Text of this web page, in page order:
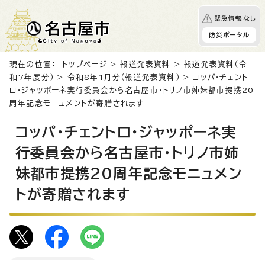
緊急情報なし
防災ポータル
現在の位置： トップページ >報道発表資料 >報道発表資料（令
和7年度分）
> 令和8年1月分（報道発表資料）
> コッパ・チェント
ロ・ジャッポーネ実行委員会から名古屋市・トリノ市姉妹都市提携20
周年記念モニュメントが寄贈されます
コッパ・チェントロ・ジャッポーネ実
行委員会から名古屋市・トリノ市姉
妹都市提携20周年記念モニュメン
トが寄贈されます